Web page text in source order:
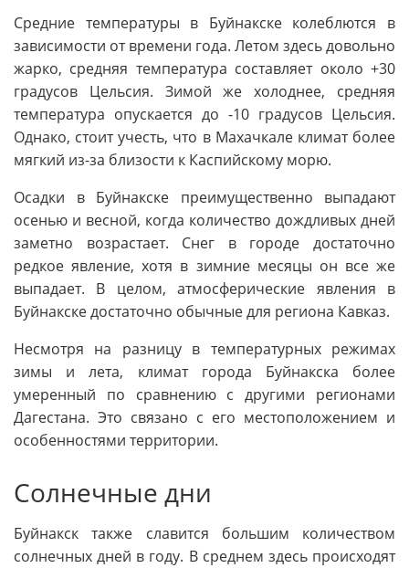
Средние температуры в Буйнакске колеблются в
зависимости от времени года. Летом здесь довольно
жарко, средняя температура составляет около +30
градусов Цельсия. Зимой же холоднее, средняя
температура опускается до -10 градусов Цельсия.
Однако, стоит учесть, что в Махачкале климат более
мягкий из-за близости к Каспийскому морю.
Осадки в Буйнакске преимущественно выпадают
осенью и весной, когда количество дождливых дней
заметно возрастает. Снег в городе достаточно
редкое явление, хотя в зимние месяцы он все же
выпадает. В целом, атмосферические явления в
Буйнакске достаточно обычные для региона Кавказ.
Несмотря на разницу в температурных режимах
зимы и лета, климат города Буйнакска более
умеренный по сравнению с другими регионами
Дагестана. Это связано с его местоположением и
особенностями территории.
Солнечные дни
Буйнакск также славится большим количеством
солнечных дней в году. В среднем здесь происходят